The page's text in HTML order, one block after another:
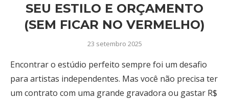
SEU ESTILO E ORÇAMENTO
(SEM FICAR NO VERMELHO)
23 setembro 2025
Encontrar o estúdio perfeito sempre foi um desafio
para artistas independentes. Mas você não precisa ter
um contrato com uma grande gravadora ou gastar R$